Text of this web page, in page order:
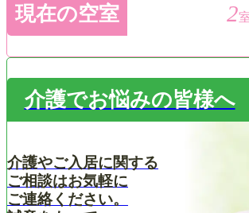
現在の空室 2
介護でお悩みの皆様へ
介護やご入居に関する
ご相談はお気軽に
ご連絡ください。